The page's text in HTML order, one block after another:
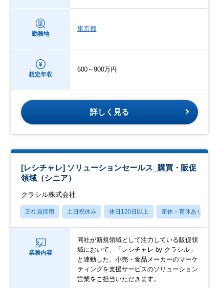
勤務地
東京都
想定年収
600～900万円
詳しく見る
[レシチャレ] ソリューションセールス_購買・販促
領域（シニア）
クラシル株式会社
正社員採用 土日祝休み 休日120日以上 産休・育休あり
業務内容
同社が新規領域として注力している販促領
域において、「レシチャレ by クラシル」
と連動した、小売・食品メーカーのマーケ
ティングを支援サービスのソリューション
営業をご担当いただきます。